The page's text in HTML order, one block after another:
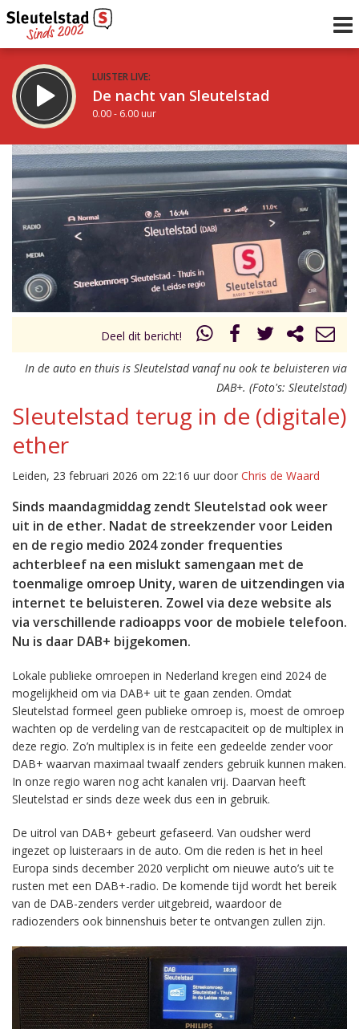
LUISTER LIVE:
De nacht van Sleutelstad
0.00 - 6.00 uur
STRAKS:
De ochtend van Sleutelstad
6.00 - 12.00 uur
Vorig uur
uur 1 van 0 Volgend uur
Deel dit bericht!
In de auto en thuis is Sleutelstad vanaf nu ook te beluisteren via
DAB+. (Foto's: Sleutelstad)
Sleutelstad terug in de (digitale)
ether
Leiden, 23 februari 2026 om 22:16 uur door Chris de Waard
Sinds maandagmiddag zendt Sleutelstad ook weer
uit in de ether. Nadat de streekzender voor Leiden
en de regio medio 2024 zonder frequenties
achterbleef na een mislukt samengaan met de
toenmalige omroep Unity, waren de uitzendingen via
internet te beluisteren. Zowel via deze website als
via verschillende radioapps voor de mobiele telefoon.
Nu is daar DAB+ bijgekomen.
Lokale publieke omroepen in Nederland kregen eind 2024 de
mogelijkheid om via DAB+ uit te gaan zenden. Omdat
Sleutelstad formeel geen publieke omroep is, moest de omroep
wachten op de verdeling van de restcapaciteit op de multiplex in
deze regio. Zo’n multiplex is in feite een gedeelde zender voor
DAB+ waarvan maximaal twaalf zenders gebruik kunnen maken.
In onze regio waren nog acht kanalen vrij. Daarvan heeft
Sleutelstad er sinds deze week dus een in gebruik.
De uitrol van DAB+ gebeurt gefaseerd. Van oudsher werd
ingezet op luisteraars in de auto. Om die reden is het in heel
Europa sinds december 2020 verplicht om nieuwe auto’s uit te
rusten met een DAB+-radio. De komende tijd wordt het bereik
van de DAB-zenders verder uitgebreid, waardoor de
radiozenders ook binnenshuis beter te ontvangen zullen zijn.